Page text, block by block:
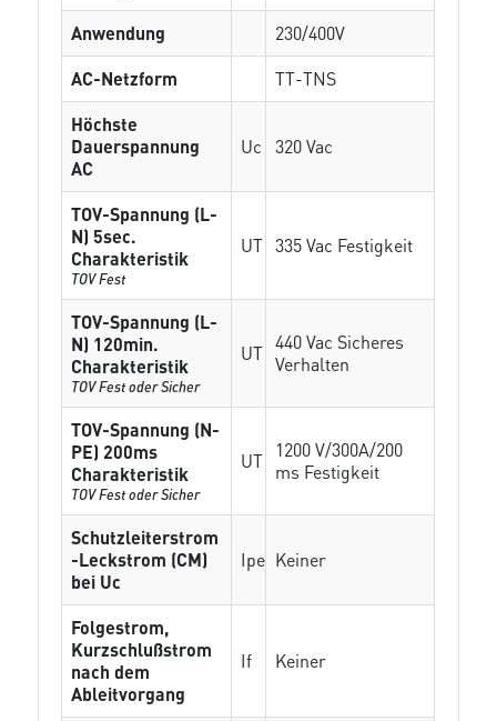
Anwendung
230/400V
AC-Netzform
TT-TNS
Höchste
Dauerspannung
AC
Uc 320 Vac
TOV-Spannung (L-
N) 5sec.
Charakteristik
TOV Fest
UT 335 Vac Festigkeit
TOV-Spannung (L-
N) 120min.
Charakteristik
TOV Fest oder Sicher
UT 440 Vac Sicheres
Verhalten
TOV-Spannung (N-
PE) 200ms
Charakteristik
TOV Fest oder Sicher
UT
1200 V/300A/200
ms Festigkeit
Schutzleiterstrom
-Leckstrom (CM)
bei Uc
Ipe Keiner
Folgestrom,
Kurzschlußstrom
nach dem
Ableitvorgang
If Keiner